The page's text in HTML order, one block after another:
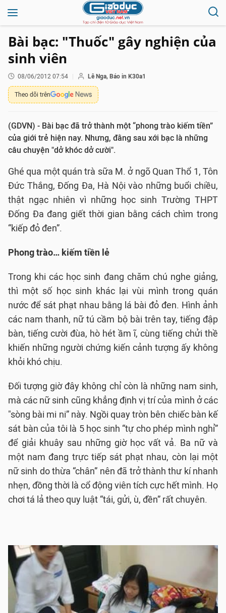
Bài bạc: "Thuốc" gây nghiện của
sinh viên
08/06/2012 07:54 Lê Nga, Báo in K30a1
Theo dõi trên
(GDVN) - Bài bạc đã trở thành một “phong trào kiếm tiền”
của giới trẻ hiện nay. Nhưng, đằng sau xới bạc là những
câu chuyện "dở khóc dở cười".
Ghé qua một quán trà sữa M. ở ngõ Quan Thổ 1, Tôn
Đức Thắng, Đống Đa, Hà Nội vào những buổi chiều,
thật ngạc nhiên vì những học sinh Trường THPT
Đống Đa đang giết thời gian bằng cách chìm trong
“kiếp đỏ đen”.
Phong trào… kiếm tiền lẻ
Trong khi các học sinh đang chăm chú nghe giảng,
thì một số học sinh khác lại vùi mình trong quán
nước để sát phạt nhau bằng lá bài đỏ đen. Hình ảnh
các nam thanh, nữ tú cầm bộ bài trên tay, tiếng đập
bàn, tiếng cười đùa, hò hét ầm ĩ, cùng tiếng chửi thề
khiến những người chứng kiến cảnh tượng ấy không
khỏi khó chịu.
Đối tượng giờ đây không chỉ còn là những nam sinh,
mà các nữ sinh cũng khẳng định vị trí của mình ở các
"sòng bài mi ni” này. Ngồi quay tròn bên chiếc bàn kế
sát bàn của tôi là 5 học sinh “tự cho phép mình nghỉ”
để giải khuây sau những giờ học vất vả. Ba nữ và
một nam đang trực tiếp sát phạt nhau, còn lại một
nữ sinh do thừa “chân” nên đã trở thành thư kí nhanh
nhẹn, đồng thời là cổ động viên tích cực hết mình. Họ
chơi tá lả theo quy luật “tái, gửi, ù, đền” rất chuyên.